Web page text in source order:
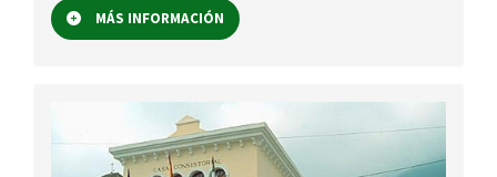
MÁS INFORMACIÓN